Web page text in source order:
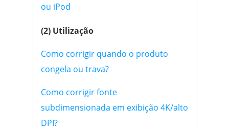
ou iPod
(2) Utilização
Como corrigir quando o produto
congela ou trava?
Como corrigir fonte
subdimensionada em exibição 4K/alto
DPI?